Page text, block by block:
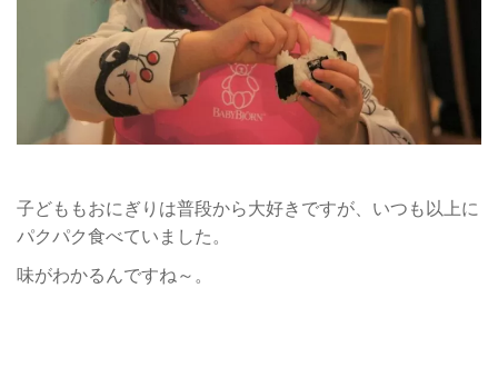
子どももおにぎりは普段から大好きですが、いつも以上に
パクパク食べていました。
味がわかるんですね～。